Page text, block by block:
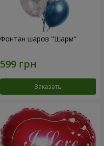
Фонтан шаров "Шарм"
Заказать